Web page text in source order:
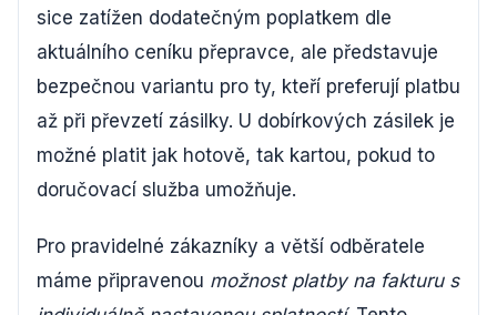
sice zatížen dodatečným poplatkem dle
aktuálního ceníku přepravce, ale představuje
bezpečnou variantu pro ty, kteří preferují platbu
až při převzetí zásilky. U dobírkových zásilek je
možné platit jak hotově, tak kartou, pokud to
doručovací služba umožňuje.
Pro pravidelné zákazníky a větší odběratele
máme připravenou možnost platby na fakturu s